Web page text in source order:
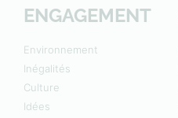
ENGAGEMENT
Environnement
Inégalités
Culture
Idées